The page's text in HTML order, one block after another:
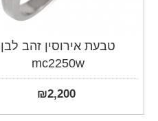
טבעת אירוסין זהב לבן
mc2250w
₪2,200